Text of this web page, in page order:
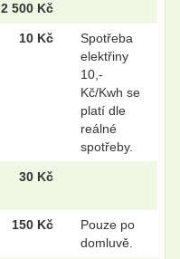
2 500 Kč
10 Kč
Spotřeba
elektřiny
10,-
Kč/Kwh se
platí dle
reálné
spotřeby.
30 Kč
150 Kč
Pouze po
domluvě.